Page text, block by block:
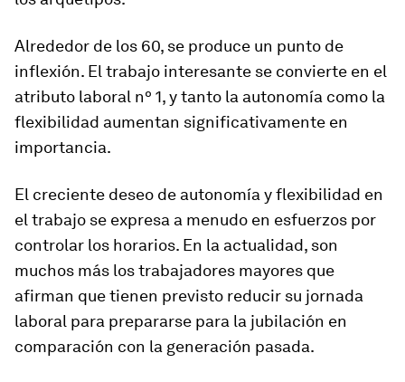
Alrededor de los 60, se produce un punto de
inflexión. El trabajo interesante se convierte en el
atributo laboral nº 1, y tanto la autonomía como la
flexibilidad aumentan significativamente en
importancia.
El creciente deseo de autonomía y flexibilidad en
el trabajo se expresa a menudo en esfuerzos por
controlar los horarios. En la actualidad, son
muchos más los trabajadores mayores que
afirman que tienen previsto reducir su jornada
laboral para prepararse para la jubilación en
comparación con la generación pasada.